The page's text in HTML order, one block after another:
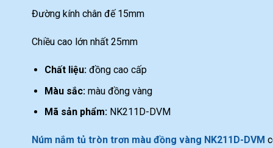
Đường kính chân đế 15mm
Chiều cao lớn nhất 25mm
Chất liệu:đồng cao cấp
Màu sắc:màu đồng vàng
Mã sản phẩm:NK211D-DVM
Núm nắm tủ tròn trơn màu đồng vàng NK211D-DVM